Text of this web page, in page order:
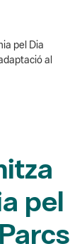
pel